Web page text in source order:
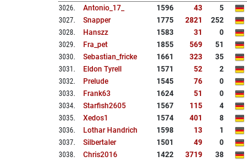
3026. Antonio_17_ 1596 43
5
3027. Snapper 1775 2821
252
3028. Hanszz 1583 31
0
3029. Fra_pet 1855 569
51
3030. Sebastian_fricke 1661 323
35
3031 . Eldon Tyrell 1571 52
2
3032. Prelude 1545 76
0
3033. Frank63 1624 51
0
3034. Starfish2605 1567 115
4
3035. Xedos1 1574 401
8
3036. Lothar Handrich 1598 13
1
3037. Silbertaler 1501 49
0
3038. Chris2016 1422 3719
38